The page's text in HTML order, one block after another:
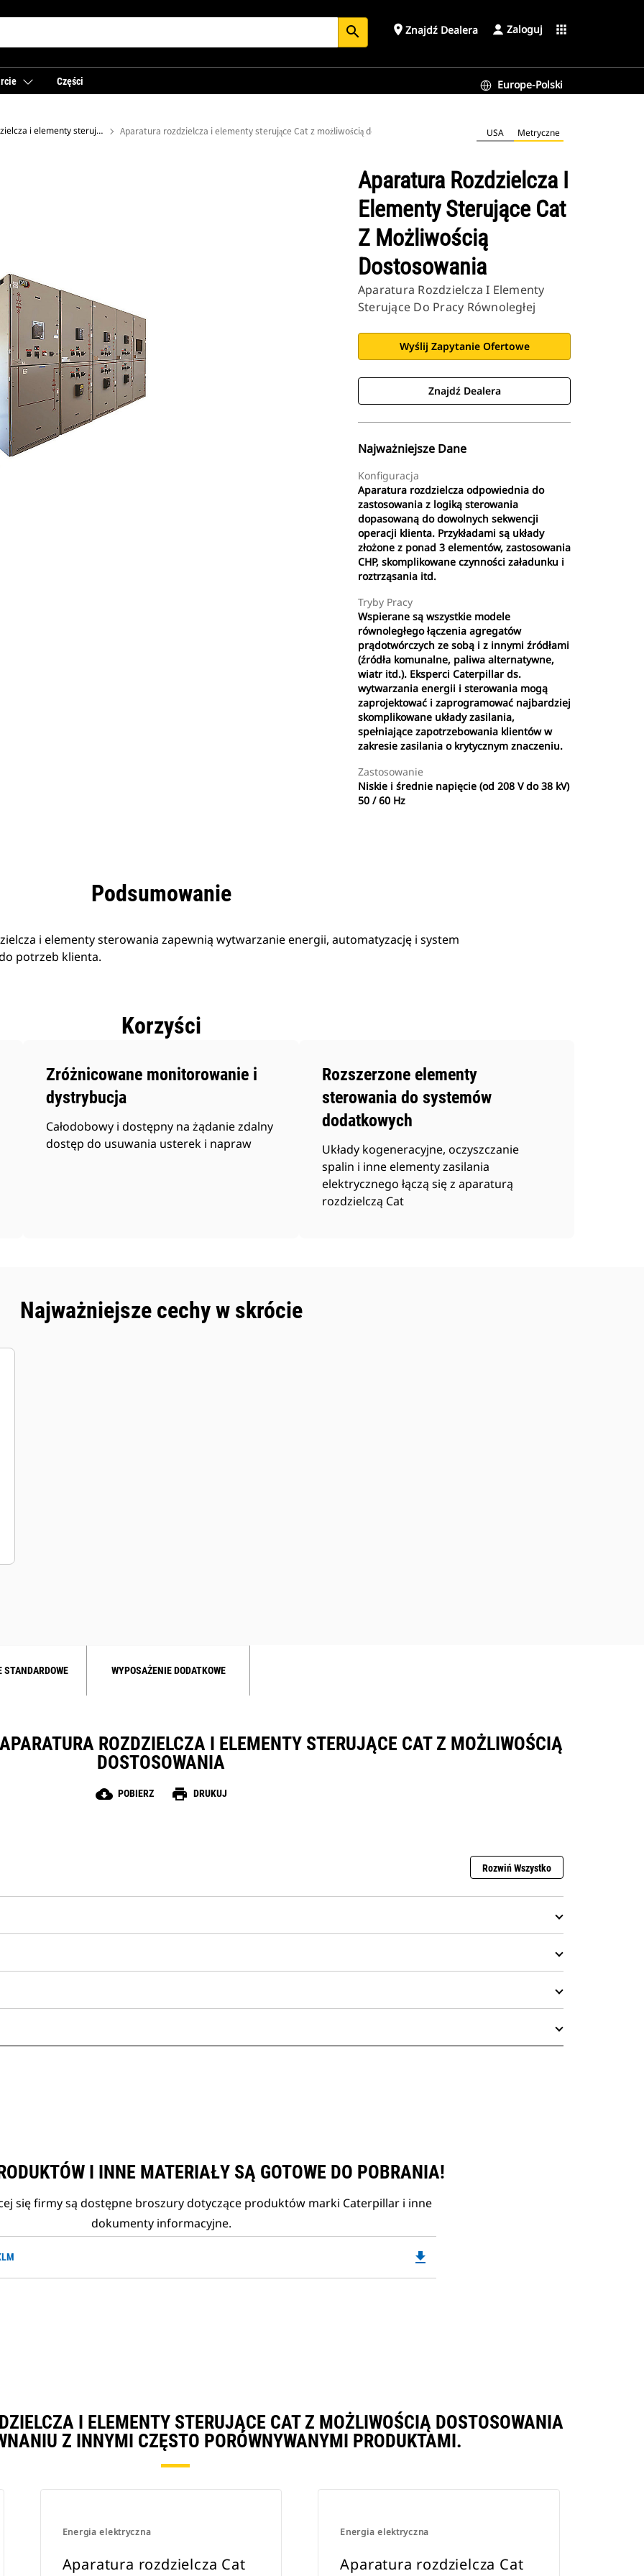
search place Znajdź Dealera Zaloguj apps
Części Europe-Polski
Aparatura rozdzielcza i elementy sterujące do pracy równoległej Aparatura rozdzielcza i elementy sterujące Cat z możliwością dostosowania USA Metryczne
Aparatura Rozdzielcza I
Elementy Sterujące Cat
Z Możliwością
Dostosowania
Aparatura Rozdzielcza I Elementy
Sterujące Do Pracy Równoległej
Wyślij Zapytanie Ofertowe
Znajdź Dealera
Najważniejsze Dane
Konfiguracja
Aparatura rozdzielcza odpowiednia do
zastosowania z logiką sterowania
dopasowaną do dowolnych sekwencji
operacji klienta. Przykładami są układy
złożone z ponad 3 elementów, zastosowania
CHP, skomplikowane czynności załadunku i
roztrząsania itd.
Tryby Pracy
Wspierane są wszystkie modele
równoległego łączenia agregatów
prądotwórczych ze sobą i z innymi źródłami
(źródła komunalne, paliwa alternatywne,
wiatr itd.). Eksperci Caterpillar ds.
wytwarzania energii i sterowania mogą
zaprojektować i zaprogramować najbardziej
skomplikowane układy zasilania,
spełniające zapotrzebowania klientów w
zakresie zasilania o krytycznym znaczeniu.
Zastosowanie
Niskie i średnie napięcie (od 208 V do 38 kV)
50 / 60 Hz
Podsumowanie
i elementy sterowania zapewnią wytwarzanie energii, automatyzację i system
potrzeb klienta.
Korzyści
Zróżnicowane monitorowanie i
dystrybucja
Całodobowy i dostępny na żądanie zdalny
dostęp do usuwania usterek i napraw
Rozszerzone elementy
sterowania do systemów
dodatkowych
Układy kogeneracyjne, oczyszczanie
spalin i inne elementy zasilania
elektrycznego łączą się z aparaturą
rozdzielczą Cat
Najważniejsze cechy w skrócie
STANDARDOWE WYPOSAŻENIE DODATKOWE
ROZDZIELCZA I ELEMENTY STERUJĄCE CAT Z MOŻLIWOŚCIĄ
DOSTOSOWANIA
cloud_download POBIERZ print DRUKUJ
Rozwiń Wszystko
I INNE MATERIAŁY SĄ GOTOWE DO POBRANIA!
się firmy są dostępne broszury dotyczące produktów marki Caterpillar i inne
dokumenty informacyjne.
file_download
I ELEMENTY STERUJĄCE CAT Z MOŻLIWOŚCIĄ DOSTOSOWANIA
Z INNYMI CZĘSTO PORÓWNYWANYMI PRODUKTAMI.
Energia elektryczna
Aparatura rozdzielcza Cat
Energia elektryczna
Aparatura rozdzielcza Cat